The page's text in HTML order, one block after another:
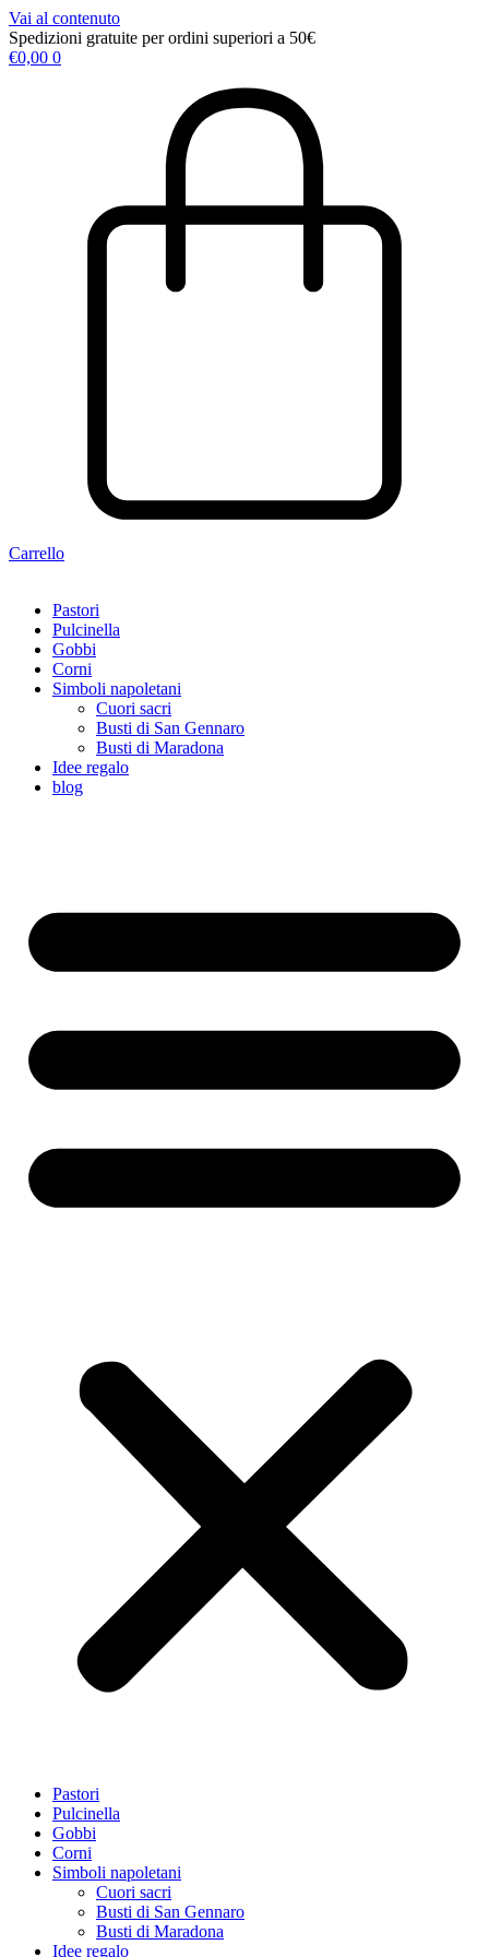
Vai al contenuto
Spedizioni gratuite per ordini superiori a 50€
€0,00 0
Carrello
Pastori
Pulcinella
Gobbi
Corni
Simboli napoletani
Cuori sacri
Busti di San Gennaro
Busti di Maradona
Idee regalo
blog
Pastori
Pulcinella
Gobbi
Corni
Simboli napoletani
Cuori sacri
Busti di San Gennaro
Busti di Maradona
Idee regalo